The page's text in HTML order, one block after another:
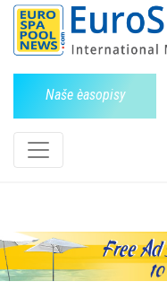
Naše èasopisy